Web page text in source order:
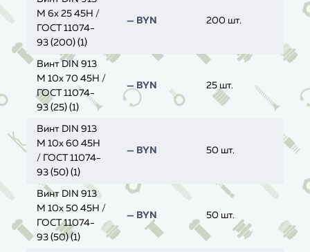
M 6x 25 45H /
ГОСТ 11074-
93 (200) (1)
— BYN 200 шт.
Винт DIN 913
M 10x 70 45H /
ГОСТ 11074-
93 (25) (1)
— BYN 25 шт.
Винт DIN 913
M 10x 60 45H
/ ГОСТ 11074-
93 (50) (1)
— BYN 50 шт.
Винт DIN 913
M 10x 50 45H /
ГОСТ 11074-
93 (50) (1)
— BYN 50 шт.